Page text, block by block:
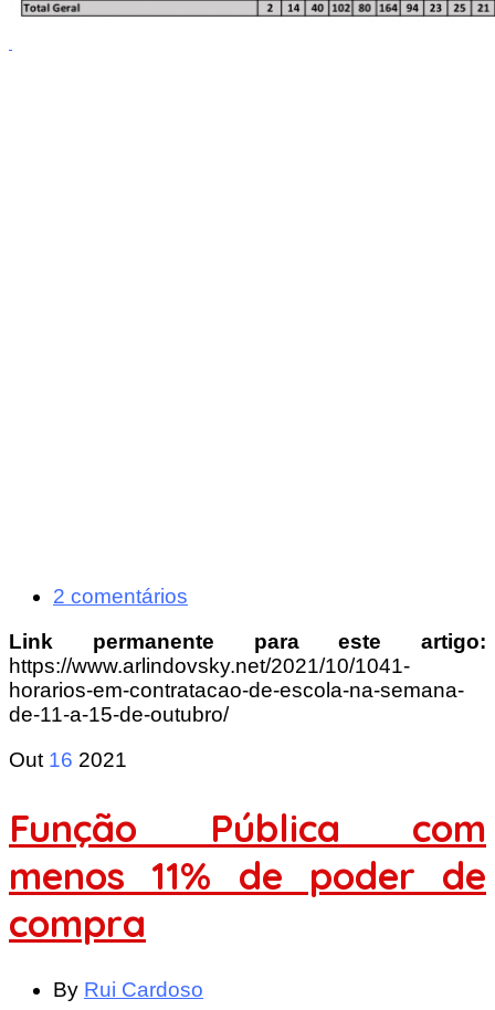
2 comentários
Link permanente para este artigo:
https://www.arlindovsky.net/2021/10/1041-
horarios-em-contratacao-de-escola-na-semana-
de-11-a-15-de-outubro/
Out 16 2021
Função Pública com
menos 11% de poder de
compra
By Rui Cardoso